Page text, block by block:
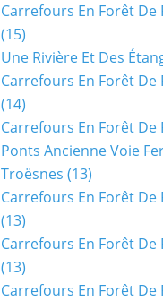
Carrefours En Forêt De
(15)
Une Rivière Et Des
Carrefours En Forêt De
(14)
Carrefours En Forêt De
Ponts Ancienne Voie
Troësnes (13)
Carrefours En Forêt De
(13)
Carrefours En Forêt De
(13)
Carrefours En Forêt De